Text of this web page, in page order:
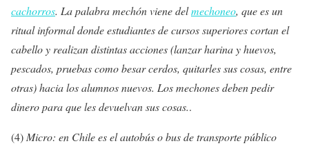
cachorros. La palabra mechón viene delmechoneo, que es un
ritual informal donde estudiantes de cursos superiores cortan el
cabello y realizan distintas acciones (lanzar harina y huevos,
pescados, pruebas como besar cerdos, quitarles sus cosas, entre
otras) hacia los alumnos nuevos. Los mechones deben pedir
dinero para que les devuelvan sus cosas..
(4)Micro: en Chile es el autobús o bus de transporte público